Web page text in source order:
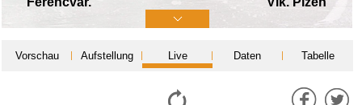
Vorschau Aufstellung Live Daten Tabelle